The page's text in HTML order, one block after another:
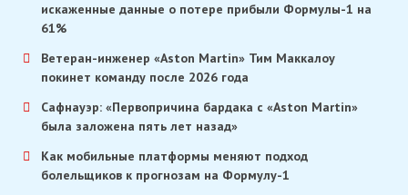
искаженные данные о потере прибыли Формулы-1 на
61%
Ветеран-инженер «Aston Martin» Тим Маккалоу
покинет команду после 2026 года
Сафнауэр: «Первопричина бардака с «Aston Martin»
была заложена пять лет назад»
Как мобильные платформы меняют подход
болельщиков к прогнозам на Формулу-1